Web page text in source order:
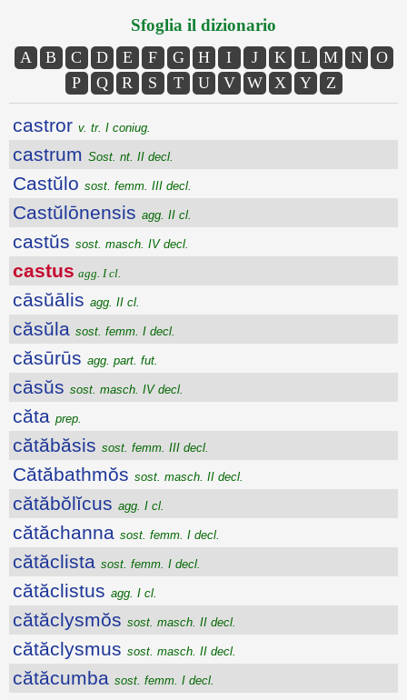
Sfoglia il dizionario
A B C D E F G H I J K L M N
O
P
Q R S T U V W X Y Z
castror v. tr. I coniug.
castrum Sost. nt. II decl.
Castŭlo sost. femm. III decl.
Castŭlōnensis agg. II cl.
castŭs sost. masch. IV decl.
castus agg. I cl.
cāsŭālis agg. II cl.
căsŭla sost. femm. I decl.
căsūrūs agg. part. fut.
cāsŭs sost. masch. IV decl.
căta prep.
cătăbăsis sost. femm. III decl.
Cătăbathmŏs sost. masch. II decl.
cătăbŏlĭcus agg. I cl.
cătăchanna sost. femm. I decl.
cătăclista sost. femm. I decl.
cătăclistus agg. I cl.
cătăclysmŏs sost. masch. II decl.
cătăclysmus sost. masch. II decl.
cătăcumba sost. femm. I decl.